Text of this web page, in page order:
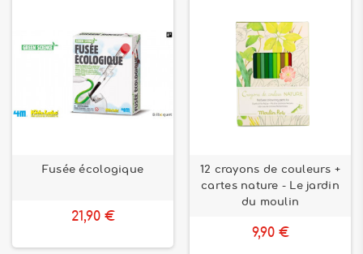
Fusée écologique
21,90 €
12 crayons de couleurs +
cartes nature - Le jardin
du moulin
9,90 €